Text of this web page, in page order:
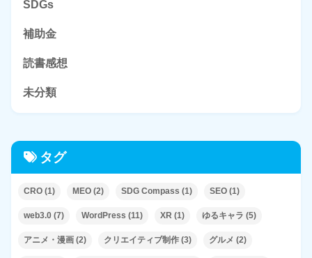
SDGs
補助金
読書感想
未分類
タグ
CRO (1) MEO (2) SDG Compass (1) SEO (1)
web3.0 (7) WordPress (11) XR (1) ゆるキャラ (5)
アニメ・漫画 (2) クリエイティブ制作 (3) グルメ (2)